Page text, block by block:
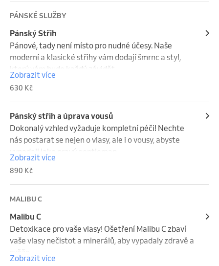
PÁNSKÉ SLUŽBY
Pánský Střih
Pánové, tady není místo pro nudné účesy. Naše
moderní a klasické střihy vám dodají šmrnc a styl,
který vám bude každý závidět.
Zobrazit více
630 Kč
Pánský střih a úprava vousů
Dokonalý vzhled vyžaduje kompletní péči! Nechte
nás postarat se nejen o vlasy, ale i o vousy, abyste
vypadali jako pravý gentleman.
Zobrazit více
890 Kč
MALIBU C
Malibu C
Detoxikace pro vaše vlasy! Ošetření Malibu C zbaví
vaše vlasy nečistot a minerálů, aby vypadaly zdravě a
svěže.
Zobrazit více